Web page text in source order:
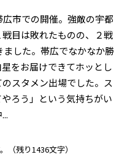
市での開催。強敵の宇都
目は敗れたものの、２戦
した。帯広でなかなか勝
をお届けできてホッとし
スタメン出場でした。ス
ろう」という気持ちがい
（残り1436文字）